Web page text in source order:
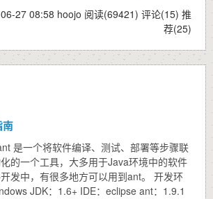
27 08:58 hoojo 阅读(69421) 评论(15) 推
荐(25)
南
是一个将软件编译、测试、部署等步骤联
的一个工具，大多用于Java环境中的软件
发中，有很多地方可以用到ant。 开发环
JDK：1.6+ IDE：eclipse ant：1.9.1